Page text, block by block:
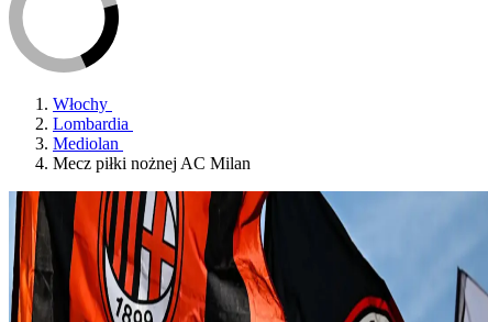
Włochy
Lombardia
Mediolan
Mecz piłki nożnej AC Milan